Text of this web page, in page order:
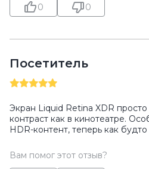
0 0
Посетитель
Экран Liquid Retina XDR
контраст как в кинотеатре.
HDR-контент, теперь как
Вам помог этот отзыв?